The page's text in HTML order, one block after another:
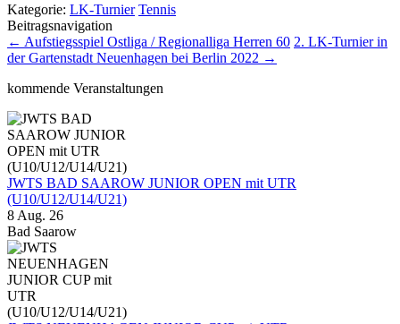
Kategorie: LK-Turnier Tennis
Beitragsnavigation
← Aufstiegsspiel Ostliga / Regionalliga Herren 60 2. LK-Turnier in
der Gartenstadt Neuenhagen bei Berlin 2022 →
kommende Veranstaltungen
JWTS BAD SAAROW JUNIOR OPEN mit UTR
(U10/U12/U14/U21)
8 Aug. 26
Bad Saarow